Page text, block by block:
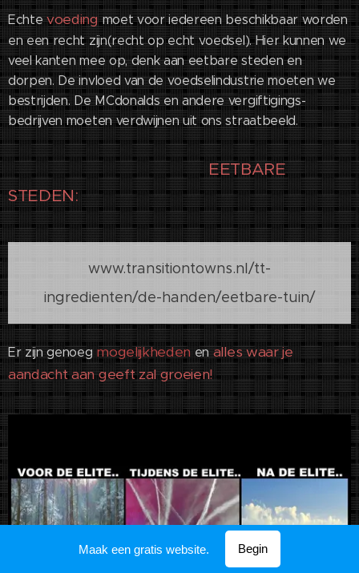
Echtevoeding moet voor iedereen beschikbaar worden
en een recht zijn(recht op echt voedsel). Hier kunnen we
veel kanten mee op, denk aan eetbare steden en
dorpen. De invloed van de voedselindustrie moeten we
bestrijden. De MCdonalds en andere vergiftigings-
bedrijven moeten verdwijnen uit ons straatbeeld.
EETBARE
STEDEN:
www.transitiontowns.nl/tt-
ingredienten/de-handen/eetbare-tuin/
Er zijn genoeg mogelijkheden enalles waar je
aandacht aan geeft zal groeien!
Maak een gratis website. Begin